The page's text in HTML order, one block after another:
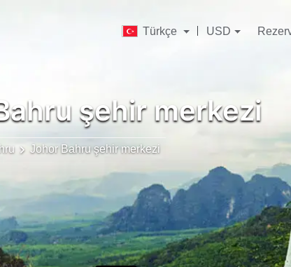
Türkçe USD
şehir merkezi
Johor Bahru şehir merkezi